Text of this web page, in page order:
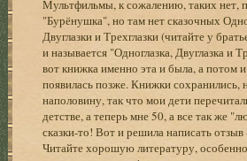
Мультфильмы, к сожалению, таких нет,
"Бурёнушка", но там нет сказочных
Двуглазки и Трехглазки (читайте у
и называется "Одноглазка, Двуглазка и
вот книжка именно эта и была, а потом
появилась позже. Книжки сохранились,
наполовину, так что мои дети
детстве, а теперь мне 50, а все так же
сказки-то! Вот и решила написать
Читайте хорошую литературу, особенно